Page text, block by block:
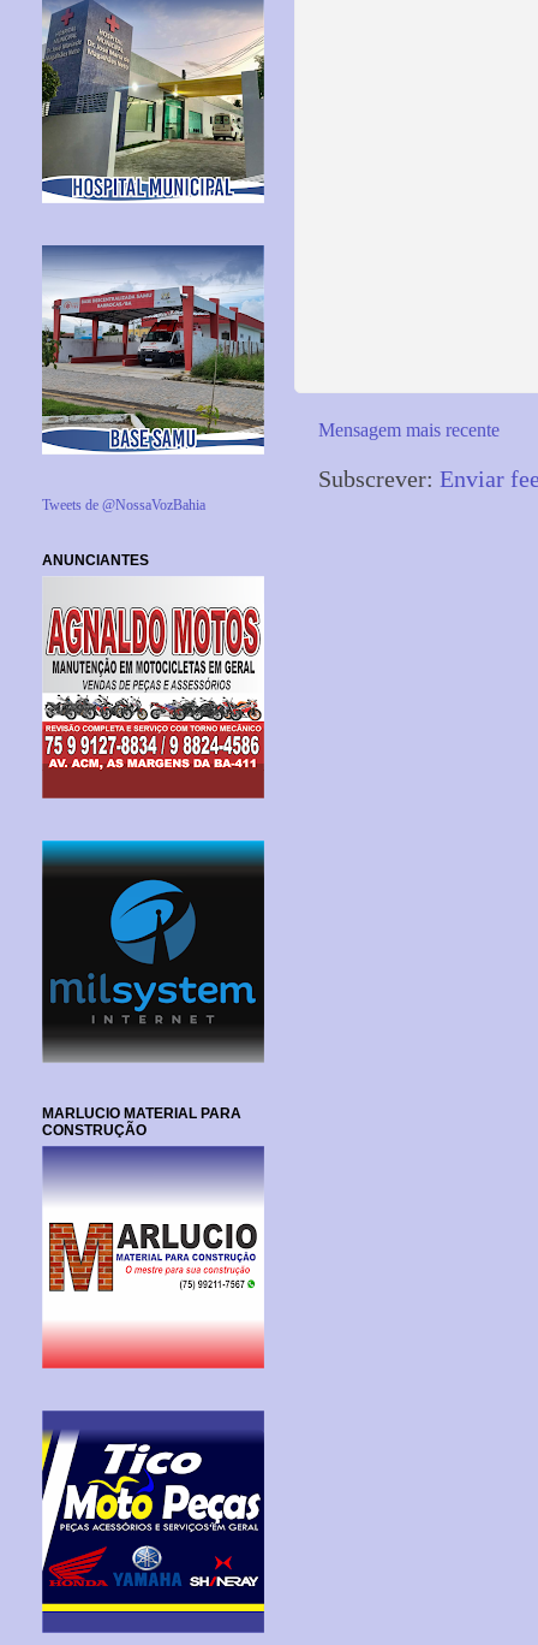
Mensagem mais recente
Subscrever: Enviar
Tweets de @NossaVozBahia
ANUNCIANTES
MARLUCIO MATERIAL PARA
CONSTRUÇÃO